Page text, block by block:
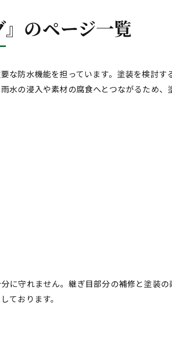
部防腐処理
のページ一覧
な防水機能を担っています。塗装を検討す
水の浸入や素材の腐食へとつながるため、
に守れません。継ぎ目部分の補修と塗装
ております。